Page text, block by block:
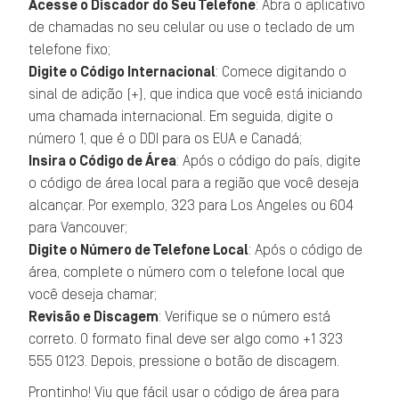
Acesse o Discador do Seu Telefone: Abra o aplicativo
de chamadas no seu celular ou use o teclado de um
telefone fixo;
Digite o Código Internacional: Comece digitando o
sinal de adição (+), que indica que você está iniciando
uma chamada internacional. Em seguida, digite o
número 1, que é o DDI para os EUA e Canadá;
Insira o Código de Área: Após o código do país, digite
o código de área local para a região que você deseja
alcançar. Por exemplo, 323 para Los Angeles ou 604
para Vancouver;
Digite o Número de Telefone Local: Após o código de
área, complete o número com o telefone local que
você deseja chamar;
Revisão e Discagem: Verifique se o número está
correto. O formato final deve ser algo como +1 323
555 0123. Depois, pressione o botão de discagem.
Prontinho! Viu que fácil usar o código de área para